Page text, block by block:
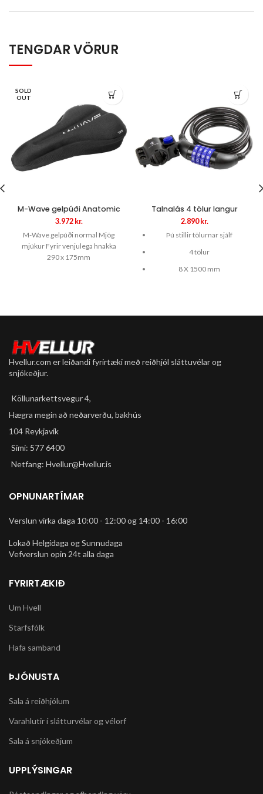
TENGDAR VÖRUR
SOLD
OUT
M-Wave gelpúði Anatomic
3.972 kr.
M-Wave gelpúði normal Mjög
mjúkur Fyrir venjulega hnakka
290 x 175mm
Talnalás 4 tölur langur
2.890 kr.
Þú stillir tölurnar sjálf
4 tölur
8 X 1500 mm
Hvellur.com er leiðandi fyrirtæki með reiðhjól sláttuvélar og
snjókeðjur.
Köllunarkettsvegur 4,
Hægra megin að neðarverðu, bakhús
104 Reykjavík
Sími: 577 6400
Netfang: Hvellur@Hvellur.is
OPNUNARTÍMAR
Verslun virka daga 10:00 - 12:00 og 14:00 - 16:00
Lokað Helgidaga og Sunnudaga
Vefverslun opin 24t alla daga
FYRIRTÆKIÐ
Um Hvell
Starfsfólk
Hafa samband
ÞJÓNUSTA
Sala á reiðhjólum
Varahlutir í slátturvélar og vélorf
Sala á snjókeðjum
UPPLÝSINGAR